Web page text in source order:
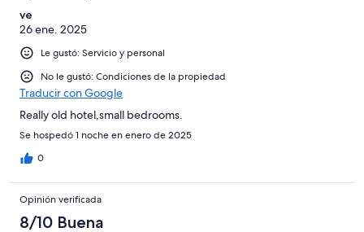
ve
26 ene. 2025
Le gustó: Servicio y personal
No le gustó: Condiciones de la propiedad
Traducir con Google
Really old hotel,small bedrooms.
Se hospedó 1 noche en enero de 2025
0
Opinión verificada
8/10 Buena